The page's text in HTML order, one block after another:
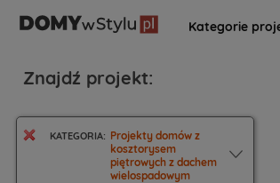
Kategorie
Znajdź projekt:
KATEGORIA: Projekty domów z
kosztorysem
piętrowych z dachem
wielospadowym